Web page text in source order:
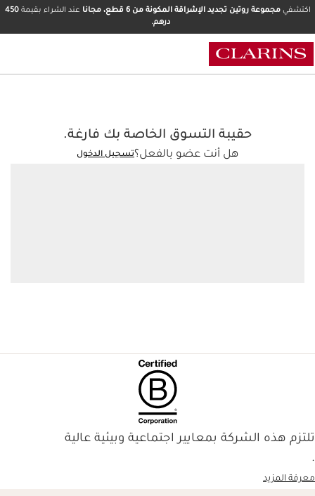
اكتشفيمجموعة روتين تجديد الإشراقة المكونة من 6 قطع، مجانا عند الشراء بقيمة450
درهم.
حقيبة التسوق الخاصة بك فارغة.
هل أنت عضو بالفعل؟تسجيل الدخول
تلتزم هذه الشركة بمعايير اجتماعية وبيئية عالية
.
معرفة المزيد